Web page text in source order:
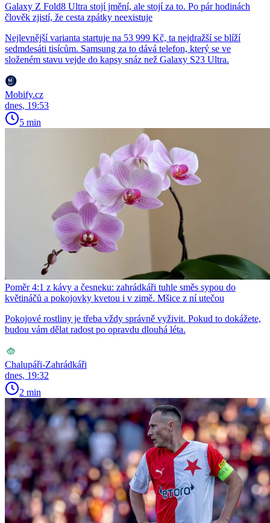
Galaxy Z Fold8 Ultra stojí jmění, ale stojí za to. Po pár hodinách
člověk zjistí, že cesta zpátky neexistuje
Nejlevnější varianta startuje na 53 999 Kč, ta nejdražší se blíží
sedmdesáti tisícům. Samsung za to dává telefon, který se ve
složeném stavu vejde do kapsy snáz než Galaxy S23 Ultra.
Mobify.cz
dnes, 19:53
5 min
Poměr 4:1 z kávy a česneku: zahrádkáři tuhle směs sypou do
květináčů a pokojovky kvetou i v zimě. Mšice z ní utečou
Pokojové rostliny je třeba vždy správně vyživit. Pokud to dokážete,
budou vám dělat radost po opravdu dlouhá léta.
Chalupáři-Zahrádkáři
dnes, 19:32
2 min